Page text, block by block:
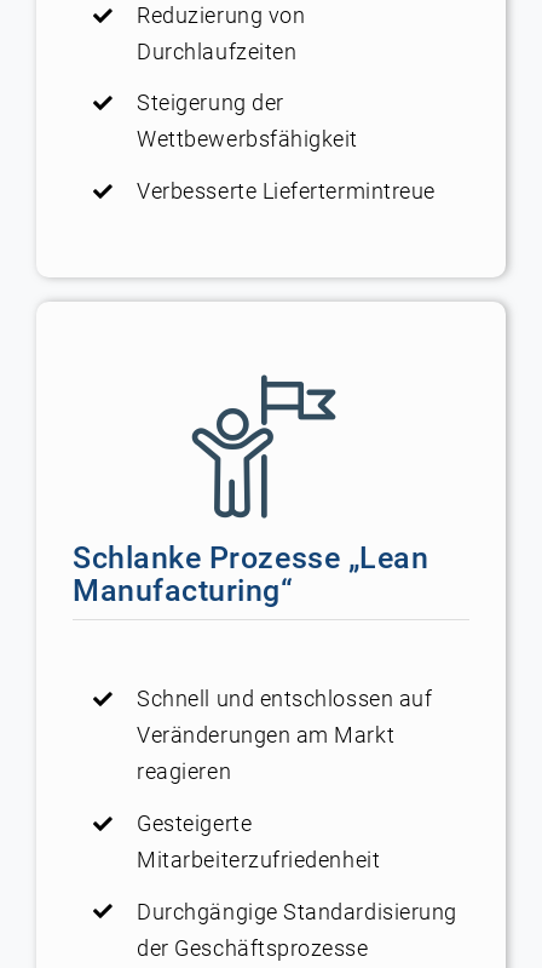
Reduzierung von
Durchlaufzeiten
Steigerung der
Wettbewerbsfähigkeit
Verbesserte Liefertermintreue
Schlanke Prozesse „Lean
Manufacturing“
Schnell und entschlossen auf
Veränderungen am Markt
reagieren
Gesteigerte
Mitarbeiterzufriedenheit
Durchgängige Standardisierung
der Geschäftsprozesse